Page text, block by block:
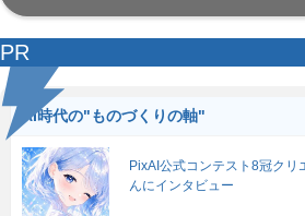
PR
AI時代の"ものづくりの軸"
PixAI公式コンテスト8冠クリ
んにインタビュー